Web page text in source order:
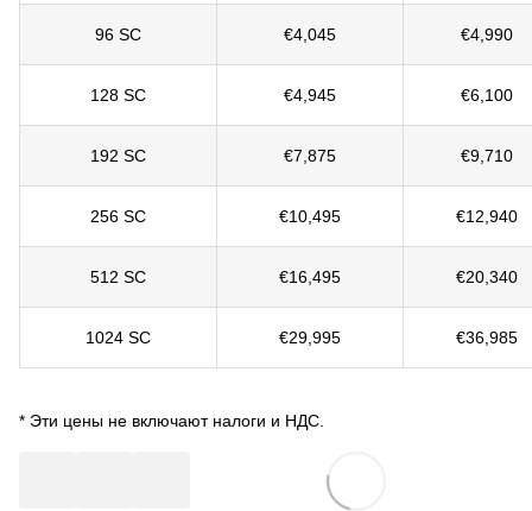
96 SC €4,045 €4,990
128 SC €4,945 €6,100
192 SC €7,875 €9,710
256 SC €10,495 €12,940
512 SC €16,495 €20,340
1024 SC €29,995 €36,985
* Эти цены не включают налоги и НДС.